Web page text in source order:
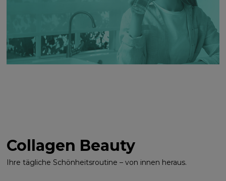
Collagen Beauty
Ihre tägliche Schönheitsroutine – von innen heraus.